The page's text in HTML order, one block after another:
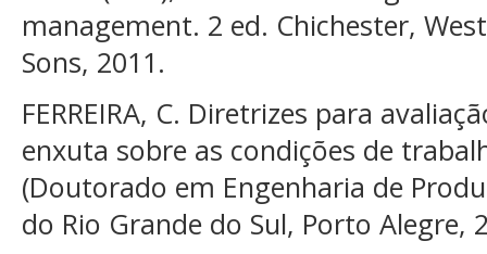
management. 2 ed. Chichester,
Sons, 2011.
FERREIRA, C. Diretrizes para
enxuta sobre as condições de
(Doutorado em Engenharia de
do Rio Grande do Sul, Porto Alegre,